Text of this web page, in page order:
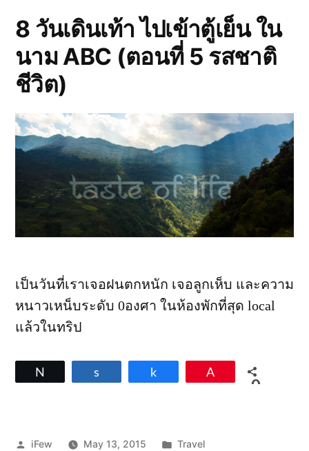
เย็น
ใน
นาม
ABC
6
วงล้อม
แห่ง
หิมะ)
8 วันเดินเท้า ไปเข้าตู้เย็น ใน
นาม ABC (ตอนที่ 5 รสชาติ
ชีวิต)
เป็นวันที่เราเจอฝนตกหนัก เจอลูกเห็บ และความ
หนาวเหน็บระดับ 0องศา ในห้องพักที่สุด local
แล้วในทริป
0
Posted
iFew May 13, 2015
Posted
Travel